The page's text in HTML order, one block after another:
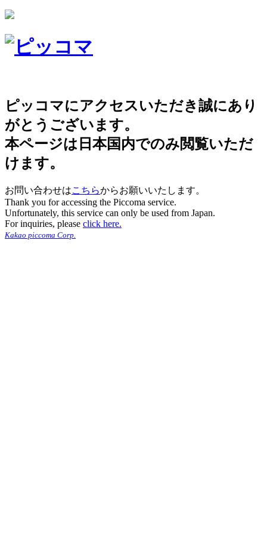
ピッコマにアクセスいただき誠にあり
がとうございます。
本ページは日本国内でのみ閲覧いただ
けます。
お問い合わせはこちらからお願いいたします。
Thank you for accessing the Piccoma service.
Unfortunately, this service can only be used from Japan.
For inquiries, please click here.
Kakao piccoma Corp.